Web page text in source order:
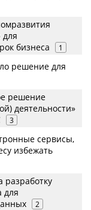
для
бизнеса
1
решение для
решение
деятельности»
3
сервисы,
избежать
разработку
для
2